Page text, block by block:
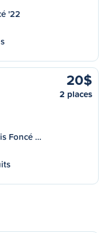
'22
20$
2 places
Foncé …